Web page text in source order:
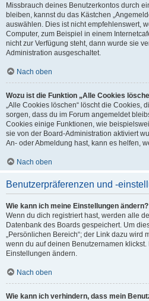
Missbrauch deines Benutzerkontos durch
bleiben, kannst du das Kästchen
auswählen. Dies ist nicht empfehlenswert,
Computer, zum Beispiel in einem
nicht zur Verfügung steht, dann wurde sie
Administration ausgeschaltet.
Nach oben
Wozu ist die Funktion „Alle Cookies
„Alle Cookies löschen“ löscht die Cookies,
sorgen, dass du im Forum angemeldet
Cookies einige Funktionen, wie
sie von der Board-Administration aktiviert
An- oder Abmeldung hast, kann es helfen,
Nach oben
Benutzerpräferenzen und -
Wie kann ich meine Einstellungen ändern?
Wenn du dich registriert hast, werden alle
Datenbank des Boards gespeichert. Um
„Persönlichen Bereich“; der Link dazu wird
wenn du auf deinen Benutzernamen
Einstellungen ändern.
Nach oben
Wie kann ich verhindern, dass mein